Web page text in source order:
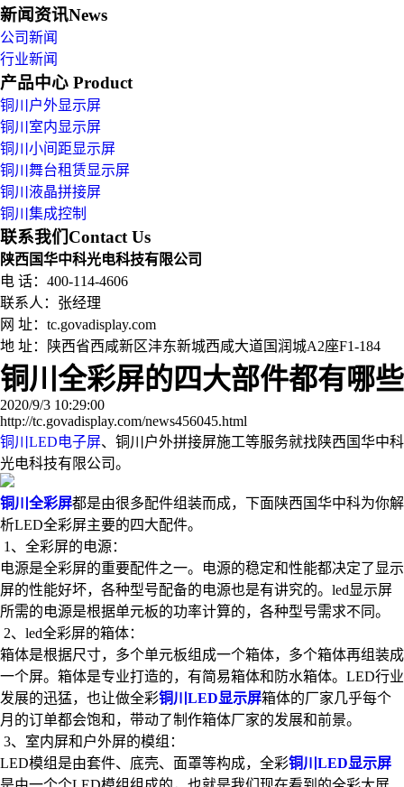
新闻资讯News
公司新闻
行业新闻
产品中心 Product
铜川户外显示屏
铜川室内显示屏
铜川小间距显示屏
铜川舞台租赁显示屏
铜川液晶拼接屏
铜川集成控制
联系我们Contact Us
陕西国华中科光电科技有限公司
电 话：400-114-4606
联系人：张经理
网 址：tc.govadisplay.com
地 址：
陕西省西咸新区沣东新城西咸大道国润城A2座F1-184
铜川全彩屏的四大部件都有哪些
2020/9/3 10:29:00
http://tc.govadisplay.com/news456045.html
铜川LED电子屏、铜川户外拼接屏施工等服务就找陕西国华中科
光电科技有限公司。
铜川全彩屏都是由很多配件组装而成，下面陕西国华中科为你解
析LED全彩屏主要的四大配件。
1、全彩屏的电源：
电源是全彩屏的重要配件之一。电源的稳定和性能都决定了显示
屏的性能好坏，各种型号配备的电源也是有讲究的。led显示屏
所需的电源是根据单元板的功率计算的，各种型号需求不同。
2、led全彩屏的箱体：
箱体是根据尺寸，多个单元板组成一个箱体，多个箱体再组装成
一个屏。箱体是专业打造的，有简易箱体和防水箱体。LED行业
发展的迅猛，也让做全彩铜川LED显示屏箱体的厂家几乎每个
月的订单都会饱和，带动了制作箱体厂家的发展和前景。
3、室内屏和户外屏的模组：
LED模组是由套件、底壳、面罩等构成，全彩铜川LED显示屏